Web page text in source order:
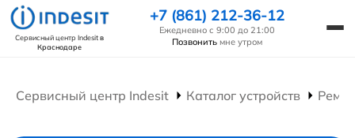
Сервисный центр Indesitв
Краснодаре
+7 (861) 212-36-12
Ежедневно с 9:00 до 21:00
Позвонить мне утром
Сервисный центр Indesit Каталог устройств